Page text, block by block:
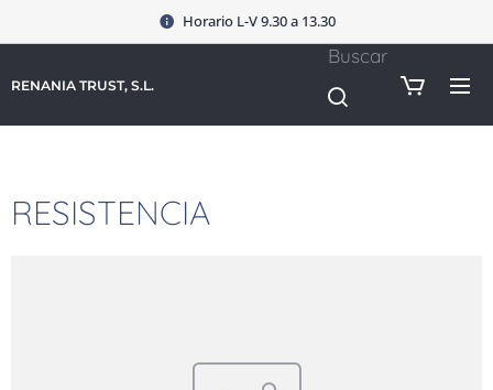
Horario L-V 9.30 a 13.30
RENANIA TRUST, S.L.
Buscar
RESISTENCIA